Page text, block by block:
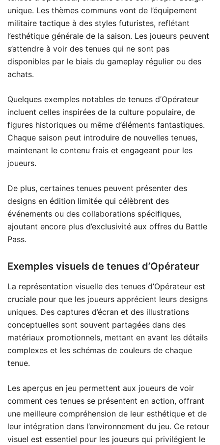
unique. Les thèmes communs vont de l’équipement
militaire tactique à des styles futuristes, reflétant
l’esthétique générale de la saison. Les joueurs peuvent
s’attendre à voir des tenues qui ne sont pas
disponibles par le biais du gameplay régulier ou des
achats.
Quelques exemples notables de tenues d’Opérateur
incluent celles inspirées de la culture populaire, de
figures historiques ou même d’éléments fantastiques.
Chaque saison peut introduire de nouvelles tenues,
maintenant le contenu frais et engageant pour les
joueurs.
De plus, certaines tenues peuvent présenter des
designs en édition limitée qui célèbrent des
événements ou des collaborations spécifiques,
ajoutant encore plus d’exclusivité aux offres du Battle
Pass.
Exemples visuels de tenues d’Opérateur
La représentation visuelle des tenues d’Opérateur est
cruciale pour que les joueurs apprécient leurs designs
uniques. Des captures d’écran et des illustrations
conceptuelles sont souvent partagées dans des
matériaux promotionnels, mettant en avant les détails
complexes et les schémas de couleurs de chaque
tenue.
Les aperçus en jeu permettent aux joueurs de voir
comment ces tenues se présentent en action, offrant
une meilleure compréhension de leur esthétique et de
leur intégration dans l’environnement du jeu. Ce retour
visuel est essentiel pour les joueurs qui privilégient le